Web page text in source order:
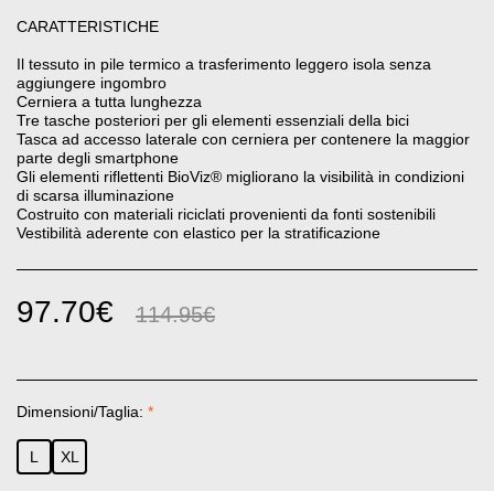
CARATTERISTICHE
Il tessuto in pile termico a trasferimento leggero isola senza
aggiungere ingombro
Cerniera a tutta lunghezza
Tre tasche posteriori per gli elementi essenziali della bici
Tasca ad accesso laterale con cerniera per contenere la maggior
parte degli smartphone
Gli elementi riflettenti BioViz® migliorano la visibilità in condizioni
di scarsa illuminazione
Costruito con materiali riciclati provenienti da fonti sostenibili
Vestibilità aderente con elastico per la stratificazione
97.70€ 114.95€
Dimensioni/Taglia: *
L XL